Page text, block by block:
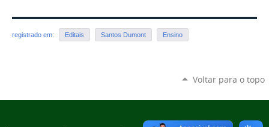
registrado em: Editais Santos Dumont Ensino
Voltar para o topo